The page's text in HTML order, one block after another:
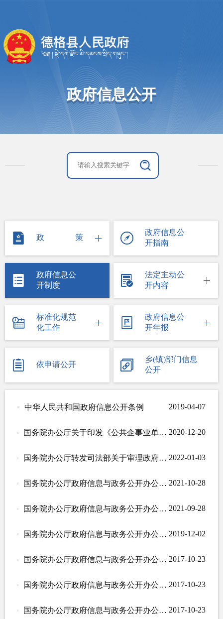
政府信息公开
政策
政府信息公
开指南
政府信息公
开制度
法定主动公
开内容
标准化规范
化工作
政府信息公
开年报
依申请公开
乡(镇)部门信息
公开
中华人民共和国政府信息公开条例 2019-04-07
国务院办公厅关于印发《公共企事业单位信息公开规定制定办法》的通知 2020-12-20
国务院办公厅转发司法部关于审理政府信息公开行政复议案件若干问题指导意见的通知 2022-01-03
国务院办公厅政府信息与政务公开办公室关于做好规章集中公开并动态更新工作的通知 2021-10-28
国务院办公厅政府信息与政务公开办公室关于印发《中华人民共和国政府信息公开工作年度报告格式》的通知 2021-09-28
国务院办公厅政府信息与政务公开办公室关于规范政府信息公开平台有关事项的通知 2019-12-02
国务院办公厅政府信息与政务公开办公室关于政府信息公开申请答复主体有关问题的解释 2017-10-23
国务院办公厅政府信息与政务公开办公室关于政府信息公开期限有关问题的解释 2017-10-23
国务院办公厅政府信息与政务公开办公室关于政府信息公开年度报告有关项目填报问题的解释 2017-10-23